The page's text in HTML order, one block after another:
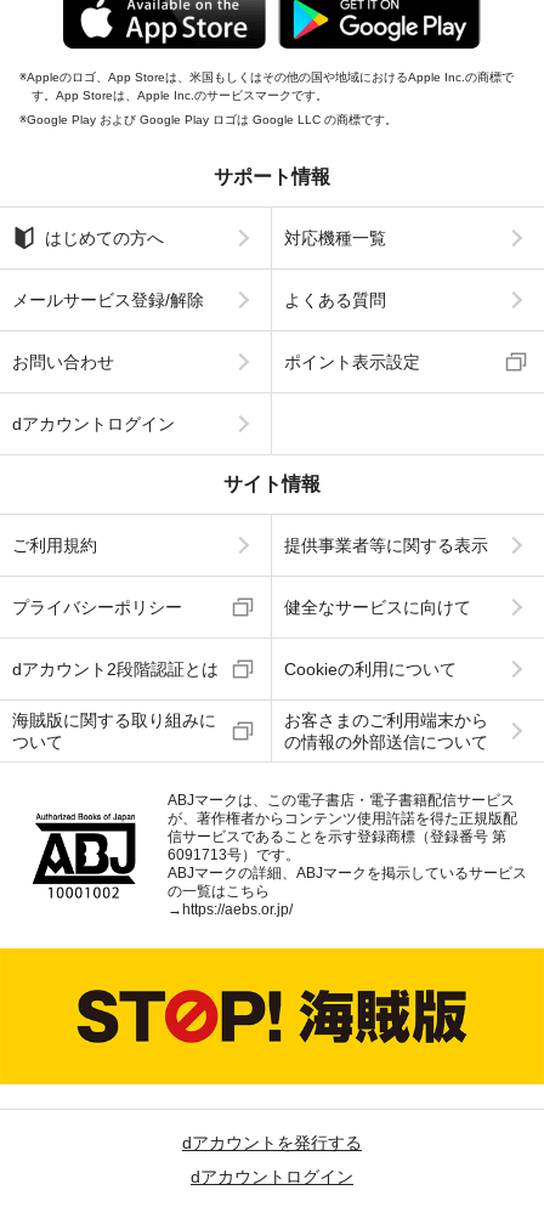
Appleのロゴ、App Storeは、米国もしくはその他の国や地域におけるApple Inc.の商標で
す。App Storeは、Apple Inc.のサービスマークです。
Google Play および Google Play ロゴは Google LLC の商標です。
サポート情報
はじめての方へ 対応機種一覧
メールサービス登録/解除 よくある質問
お問い合わせ ポイント表示設定
dアカウントログイン
サイト情報
ご利用規約 提供事業者等に関する表示
プライバシーポリシー 健全なサービスに向けて
dアカウント2段階認証とは Cookieの利用について
海賊版に関する取り組みに
ついて
お客さまのご利用端末から
の情報の外部送信について
ABJマークは、この電子書店・電子書籍配信サービス
が、著作権者からコンテンツ使用許諾を得た正規版配
信サービスであることを示す登録商標（登録番号 第
6091713号）です。
ABJマークの詳細、ABJマークを掲示しているサービス
の一覧はこちら
→ https://aebs.or.jp/
dアカウントを発行する
dアカウントログイン